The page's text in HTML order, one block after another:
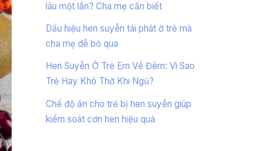
lâu một lần? Cha mẹ cần biết
Dấu hiệu hen suyễn tái phát ở trẻ mà
cha mẹ dễ bỏ qua
Hen Suyễn Ở Trẻ Em Về Đêm: Vì Sao
Trẻ Hay Khó Thở Khi Ngủ?
Chế độ ăn cho trẻ bị hen suyễn giúp
kiểm soát cơn hen hiệu quả